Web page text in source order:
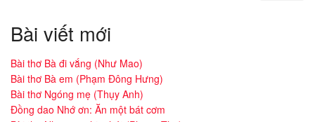
Bài viết mới
Bài thơ Bà đi vắng (Như Mao)
Bài thơ Bà em (Phạm Đông Hưng)
Bài thơ Ngóng mẹ (Thụy Anh)
Đồng dao Nhớ ơn: Ăn một bát cơm